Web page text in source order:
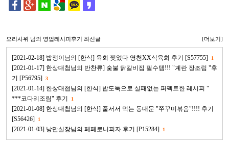
오리사위 님의 영업레시피후기 최신글 [더보기]
[2021-02-18] 밥쟁이님의 [한식] 육회 찢었다 영천XX식육회 후기 [S57755] 1
[2021-01-17] 한상대첩님의 반찬류] 숯불 닭갈비집 필수템!!! "계란 장조림 "후
기 [P56795]
3
[2021-01-14] 한상대첩님의 [한식] 밥도둑으로 실패없는 퍼펙트한 레시피 "
***코다리조림" 후기
1
[2021-01-08] 한상대첩님의 [한식] 줄서서 먹는 동대문 "쭈꾸미볶음"!!!! 후기
[S56426]
1
[2021-01-03] 낭만실장님의 페페로니피자 후기 [P15284] 1